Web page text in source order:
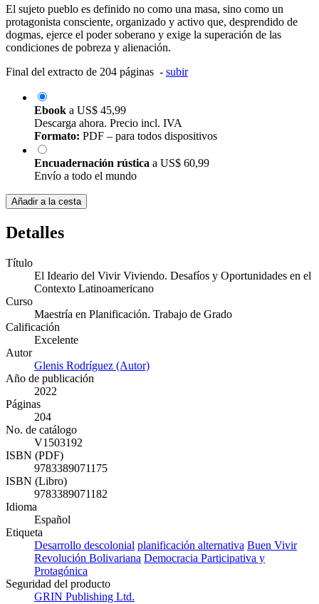
El sujeto pueblo es definido no como una masa, sino como un
protagonista consciente, organizado y activo que, desprendido de
dogmas, ejerce el poder soberano y exige la superación de las
condiciones de pobreza y alienación.
Final del extracto de 204 páginas - subir
Ebook a US$ 45,99
Descarga ahora. Precio incl. IVA
Formato: PDF – para todos dispositivos
Encuadernación rústica a US$ 60,99
Envío a todo el mundo
Añadir a la cesta
Detalles
Título
El Ideario del Vivir Viviendo. Desafíos y Oportunidades en el
Contexto Latinoamericano
Curso
Maestría en Planificación. Trabajo de Grado
Calificación
Excelente
Autor
Glenis Rodríguez (Autor)
Año de publicación
2022
Páginas
204
No. de catálogo
V1503192
ISBN (PDF)
9783389071175
ISBN (Libro)
9783389071182
Idioma
Español
Etiqueta
Desarrollo descolonial planificación alternativa Buen Vivir
Revolución Bolivariana Democracia Participativa y
Protagónica
Seguridad del producto
GRIN Publishing Ltd.